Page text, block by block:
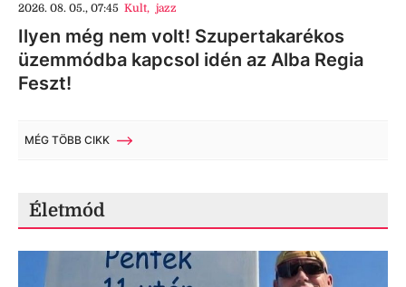
2026. 08. 05., 07:45 Kult, jazz
Ilyen még nem volt! Szupertakarékos
üzemmódba kapcsol idén az Alba Regia
Feszt!
MÉG TÖBB CIKK
Életmód